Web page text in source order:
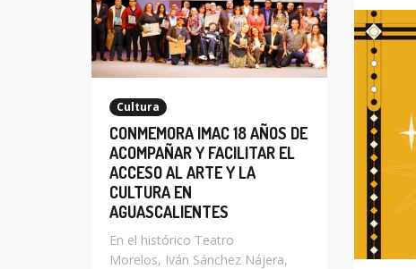
Cultura
CONMEMORA IMAC 18 AÑOS DE
ACOMPAÑAR Y FACILITAR EL
ACCESO AL ARTE Y LA
CULTURA EN
AGUASCALIENTES
En el histórico Teatro
Morelos, Iván Sánchez Nájera,